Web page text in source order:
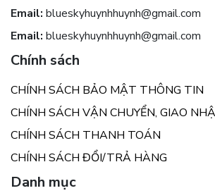
Email: blueskyhuynhhuynh@gmail.com
Email: blueskyhuynhhuynh@gmail.com
Chính sách
CHÍNH SÁCH BẢO MẬT THÔNG TIN
CHÍNH SÁCH VẬN CHUYỂN, GIAO
CHÍNH SÁCH THANH TOÁN
CHÍNH SÁCH ĐỔI/TRẢ HÀNG
Danh mục